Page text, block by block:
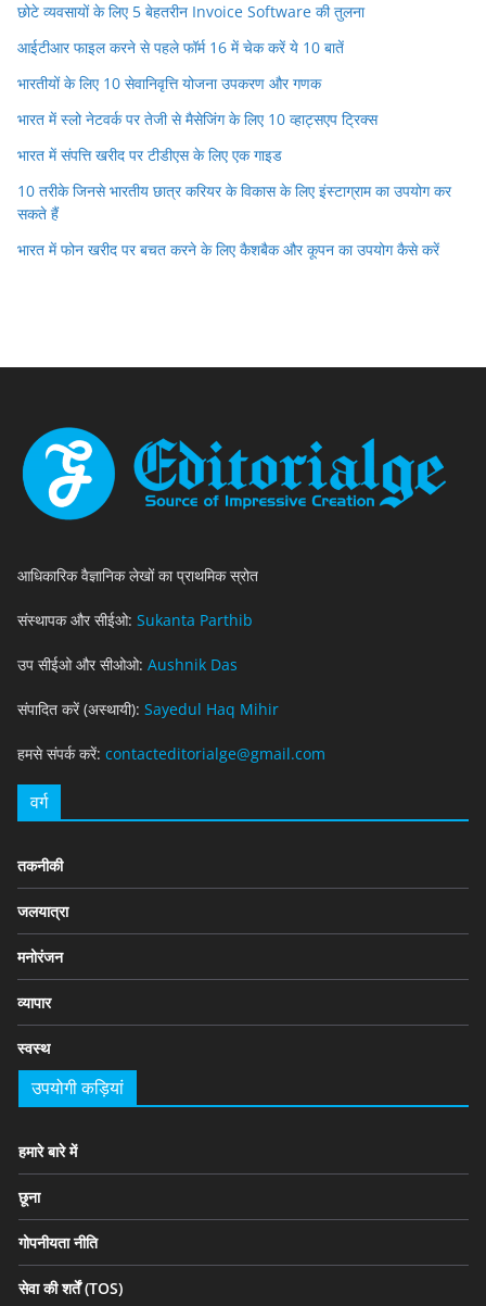
छोटे व्यवसायों के लिए 5 बेहतरीन Invoice Software की तुलना
आईटीआर फाइल करने से पहले फॉर्म 16 में चेक करें ये 10 बातें
भारतीयों के लिए 10 सेवानिवृत्ति योजना उपकरण और गणक
भारत में स्लो नेटवर्क पर तेजी से मैसेजिंग के लिए 10 व्हाट्सएप ट्रिक्स
भारत में संपत्ति खरीद पर टीडीएस के लिए एक गाइड
10 तरीके जिनसे भारतीय छात्र करियर के विकास के लिए इंस्टाग्राम का उपयोग कर
सकते हैं
भारत में फोन खरीद पर बचत करने के लिए कैशबैक और कूपन का उपयोग कैसे करें
आधिकारिक वैज्ञानिक लेखों का प्राथमिक स्रोत
संस्थापक और सीईओ: Sukanta Parthib
उप सीईओ और सीओओ: Aushnik Das
संपादित करें (अस्थायी): Sayedul Haq Mihir
हमसे संपर्क करें: contacteditorialge@gmail.com
वर्ग
तकनीकी
जलयात्रा
मनोरंजन
व्यापार
स्वस्थ
उपयोगी कड़ियां
हमारे बारे में
छूना
गोपनीयता नीति
सेवा की शर्तें (TOS)